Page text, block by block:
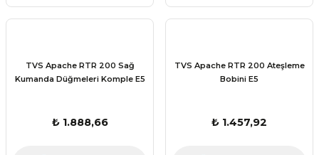
TVS Apache RTR 200 Sağ
Kumanda Düğmeleri Komple E5
₺ 1.888,66
TVS Apache RTR 200 Ateşleme
Bobini E5
₺ 1.457,92